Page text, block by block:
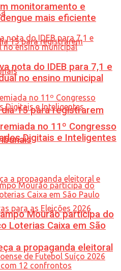
15 para registrarem
a propaganda eleitoral
monitoramento e
mais eficiente
nota do IDEB para 7,1 e
no ensino municipal
no 11º Congresso
Digitais e Inteligentes
Mourão participa do
Loterias Caixa em São